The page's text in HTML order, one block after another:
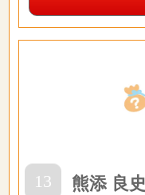
13
熊添 良史